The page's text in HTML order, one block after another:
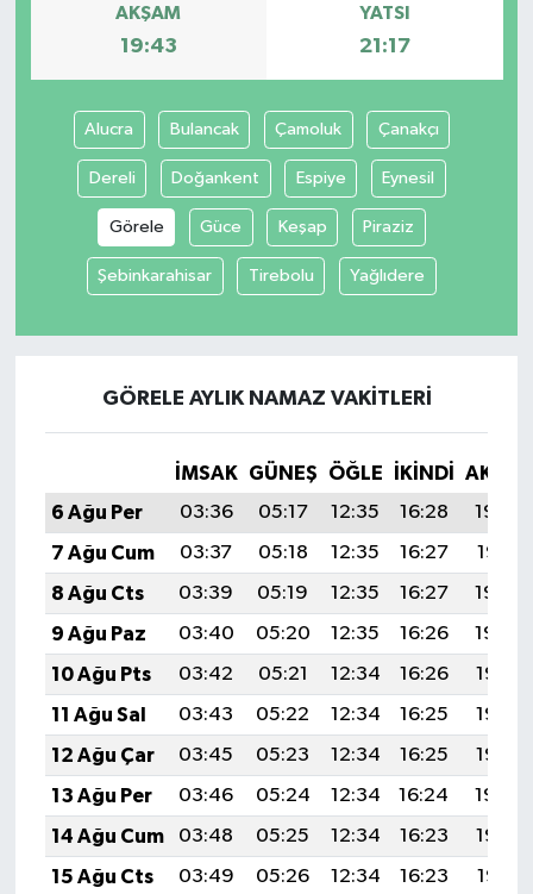
AKŞAM
19:43
YATSI
21:17
Alucra Bulancak Çamoluk Çanakçı
Dereli Doğankent Espiye Eynesil
Görele Güce Keşap Piraziz
Şebinkarahisar Tirebolu Yağlıdere
GÖRELE AYLIK NAMAZ VAKITLERI
İMSAK GÜNEŞ ÖĞLE İKINDI
6 Ağu Per
03:36 05:17 12:35 16:28
19:43
7 Ağu Cum
03:37 05:18 12:35 16:27
19:41
8 Ağu Cts
03:39 05:19 12:35 16:27
19:40
9 Ağu Paz
03:40 05:20 12:35 16:26
19:39
10 Ağu Pts
03:42 05:21 12:34 16:26
19:38
11 Ağu Sal
03:43 05:22 12:34 16:25
19:36
12 Ağu Çar
03:45 05:23 12:34 16:25
19:35
13 Ağu Per
03:46 05:24 12:34 16:24
19:34
14 Ağu Cum
03:48 05:25 12:34 16:23
19:32
15 Ağu Cts
03:49 05:26 12:34 16:23
19:31